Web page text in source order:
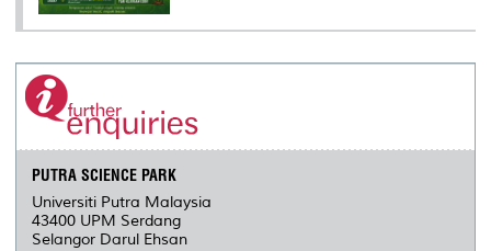
PUTRA SCIENCE PARK
Universiti Putra Malaysia
43400 UPM Serdang
Selangor Darul Ehsan